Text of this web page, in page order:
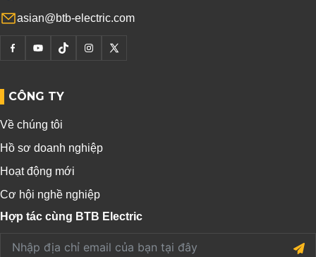
asian@btb-electric.com
CÔNG TY
Về chúng tôi
Hồ sơ doanh nghiệp
Hoạt động mới
Cơ hội nghề nghiệp
Hợp tác cùng BTB Electric